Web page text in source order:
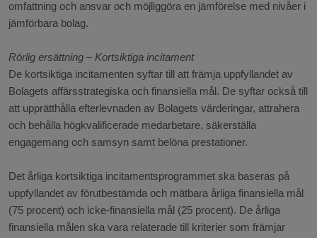
omfattning och ansvar och möjliggöra en jämförelse med nivåer i
jämförbara bolag.
Rörlig ersättning – Kortsiktiga incitament
De kortsiktiga incitamenten syftar till att främja uppfyllandet av
Bolagets affärsstrategiska och finansiella mål. De syftar också till
att upprätthålla efterlevnaden av Bolagets värderingar, attrahera
och behålla högkvalificerade medarbetare, säkerställa
engagemang och samsyn samt belöna prestationer.
Det årliga kortsiktiga incitamentsprogrammet ska baseras på
uppfyllandet av förutbestämda och mätbara årliga finansiella mål
(75 procent) och icke-finansiella mål (25 procent). De årliga
finansiella målen ska vara relaterade till kriterier som främjar